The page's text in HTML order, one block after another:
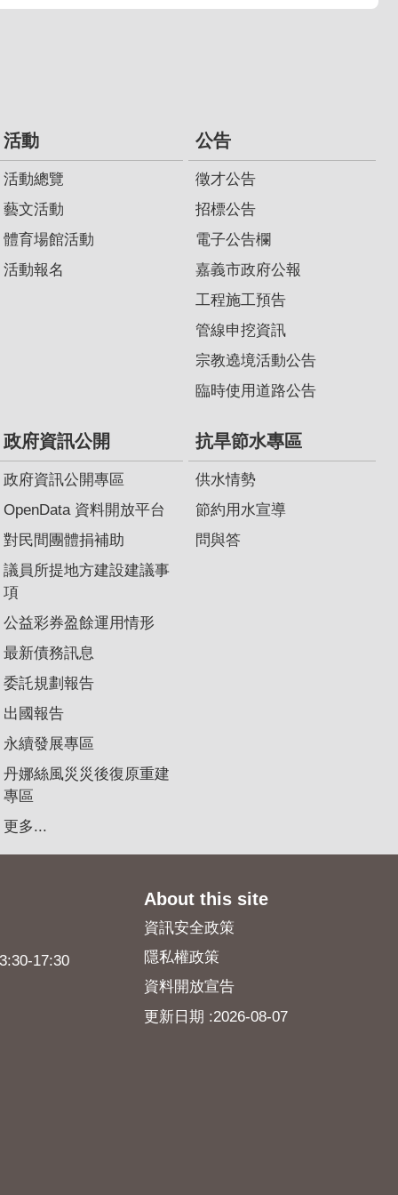
活動
活動總覽
藝文活動
體育場館活動
活動報名
公告
徵才公告
招標公告
電子公告欄
嘉義市政府公報
工程施工預告
管線申挖資訊
宗教遶境活動公告
臨時使用道路公告
政府資訊公開
政府資訊公開專區
OpenData 資料開放平台
對民間團體捐補助
議員所提地方建設建議事
項
公益彩券盈餘運用情形
最新債務訊息
委託規劃報告
出國報告
永續發展專區
丹娜絲風災災後復原重建
專區
更多...
抗旱節水專區
供水情勢
節約用水宣導
問與答
17:30
About this site
資訊安全政策
隱私權政策
資料開放宣告
更新日期 2026-08-07